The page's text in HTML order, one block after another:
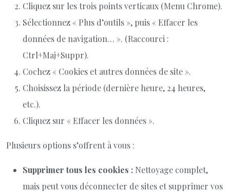
Cliquez sur les trois points verticaux (Menu Chrome).
Sélectionnez « Plus d’outils », puis « Effacer les
données de navigation… ». (Raccourci :
Ctrl+Maj+Suppr).
Cochez « Cookies et autres données de site ».
Choisissez la période (dernière heure, 24 heures,
etc.).
Cliquez sur « Effacer les données ».
Plusieurs options s’offrent à vous :
Supprimer tous les cookies : Nettoyage complet,
mais peut vous déconnecter de sites et supprimer vos